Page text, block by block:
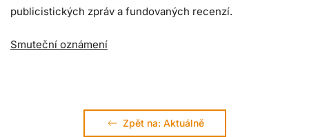
publicistických zpráv a fundovaných recenzí.
Smuteční oznámení
Zpět na: Aktuálně